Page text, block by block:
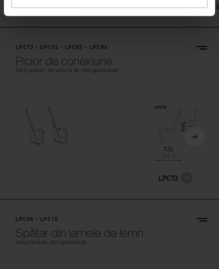
LPC70
LPC73 - LPC74 - LPC83 - LPC84
Picior de conexiune
fără spătar, structură de oțel galvanizat
LPC73
LPC05 - LPC15
Spătar din lamele de lemn
structură de oțel galvanizat